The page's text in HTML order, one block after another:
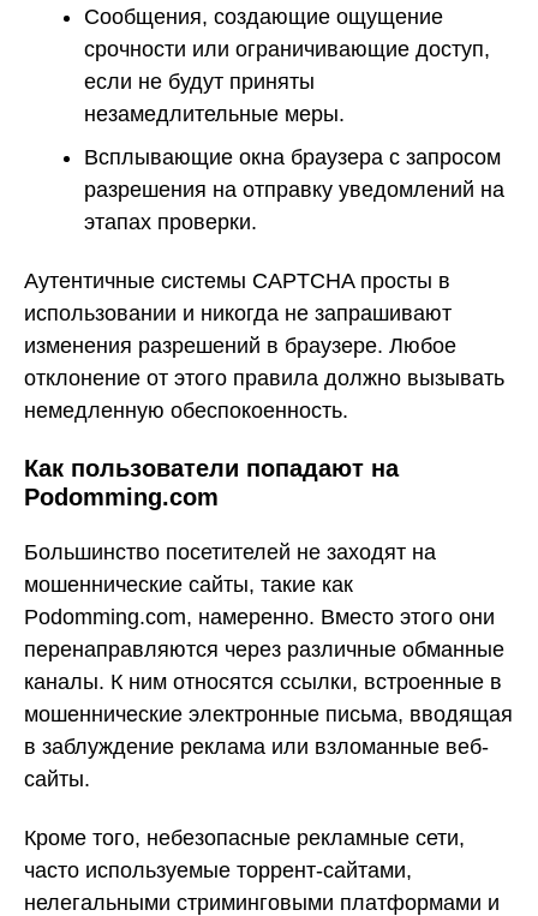
Сообщения, создающие ощущение
срочности или ограничивающие доступ,
если не будут приняты
незамедлительные меры.
Всплывающие окна браузера с запросом
разрешения на отправку уведомлений на
этапах проверки.
Аутентичные системы CAPTCHA просты в
использовании и никогда не запрашивают
изменения разрешений в браузере. Любое
отклонение от этого правила должно вызывать
немедленную обеспокоенность.
Как пользователи попадают на
Podomming.com
Большинство посетителей не заходят на
мошеннические сайты, такие как
Podomming.com, намеренно. Вместо этого они
перенаправляются через различные обманные
каналы. К ним относятся ссылки, встроенные в
мошеннические электронные письма, вводящая
в заблуждение реклама или взломанные веб-
сайты.
Кроме того, небезопасные рекламные сети,
часто используемые торрент-сайтами,
нелегальными стриминговыми платформами и